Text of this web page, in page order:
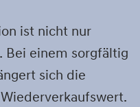
ist nicht nur
Bei einem sorgfältig
sich die